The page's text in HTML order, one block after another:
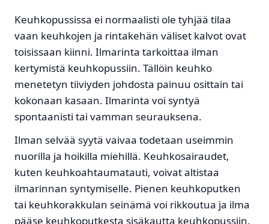
Keuhkopussissa ei normaalisti ole tyhjää tilaa
vaan keuhkojen ja rintakehän väliset kalvot ovat
toisissaan kiinni. Ilmarinta tarkoittaa ilman
kertymistä keuhkopussiin. Tällöin keuhko
menetetyn tiiviyden johdosta painuu osittain tai
kokonaan kasaan. Ilmarinta voi syntyä
spontaanisti tai vamman seurauksena.
Ilman selvää syytä vaivaa todetaan useimmin
nuorilla ja hoikilla miehillä. Keuhkosairaudet,
kuten keuhkoahtaumatauti, voivat altistaa
ilmarinnan syntymiselle. Pienen keuhkoputken
tai keuhkorakkulan seinämä voi rikkoutua ja ilma
pääse keuhkoputkesta sisäkautta keuhkopussiin.